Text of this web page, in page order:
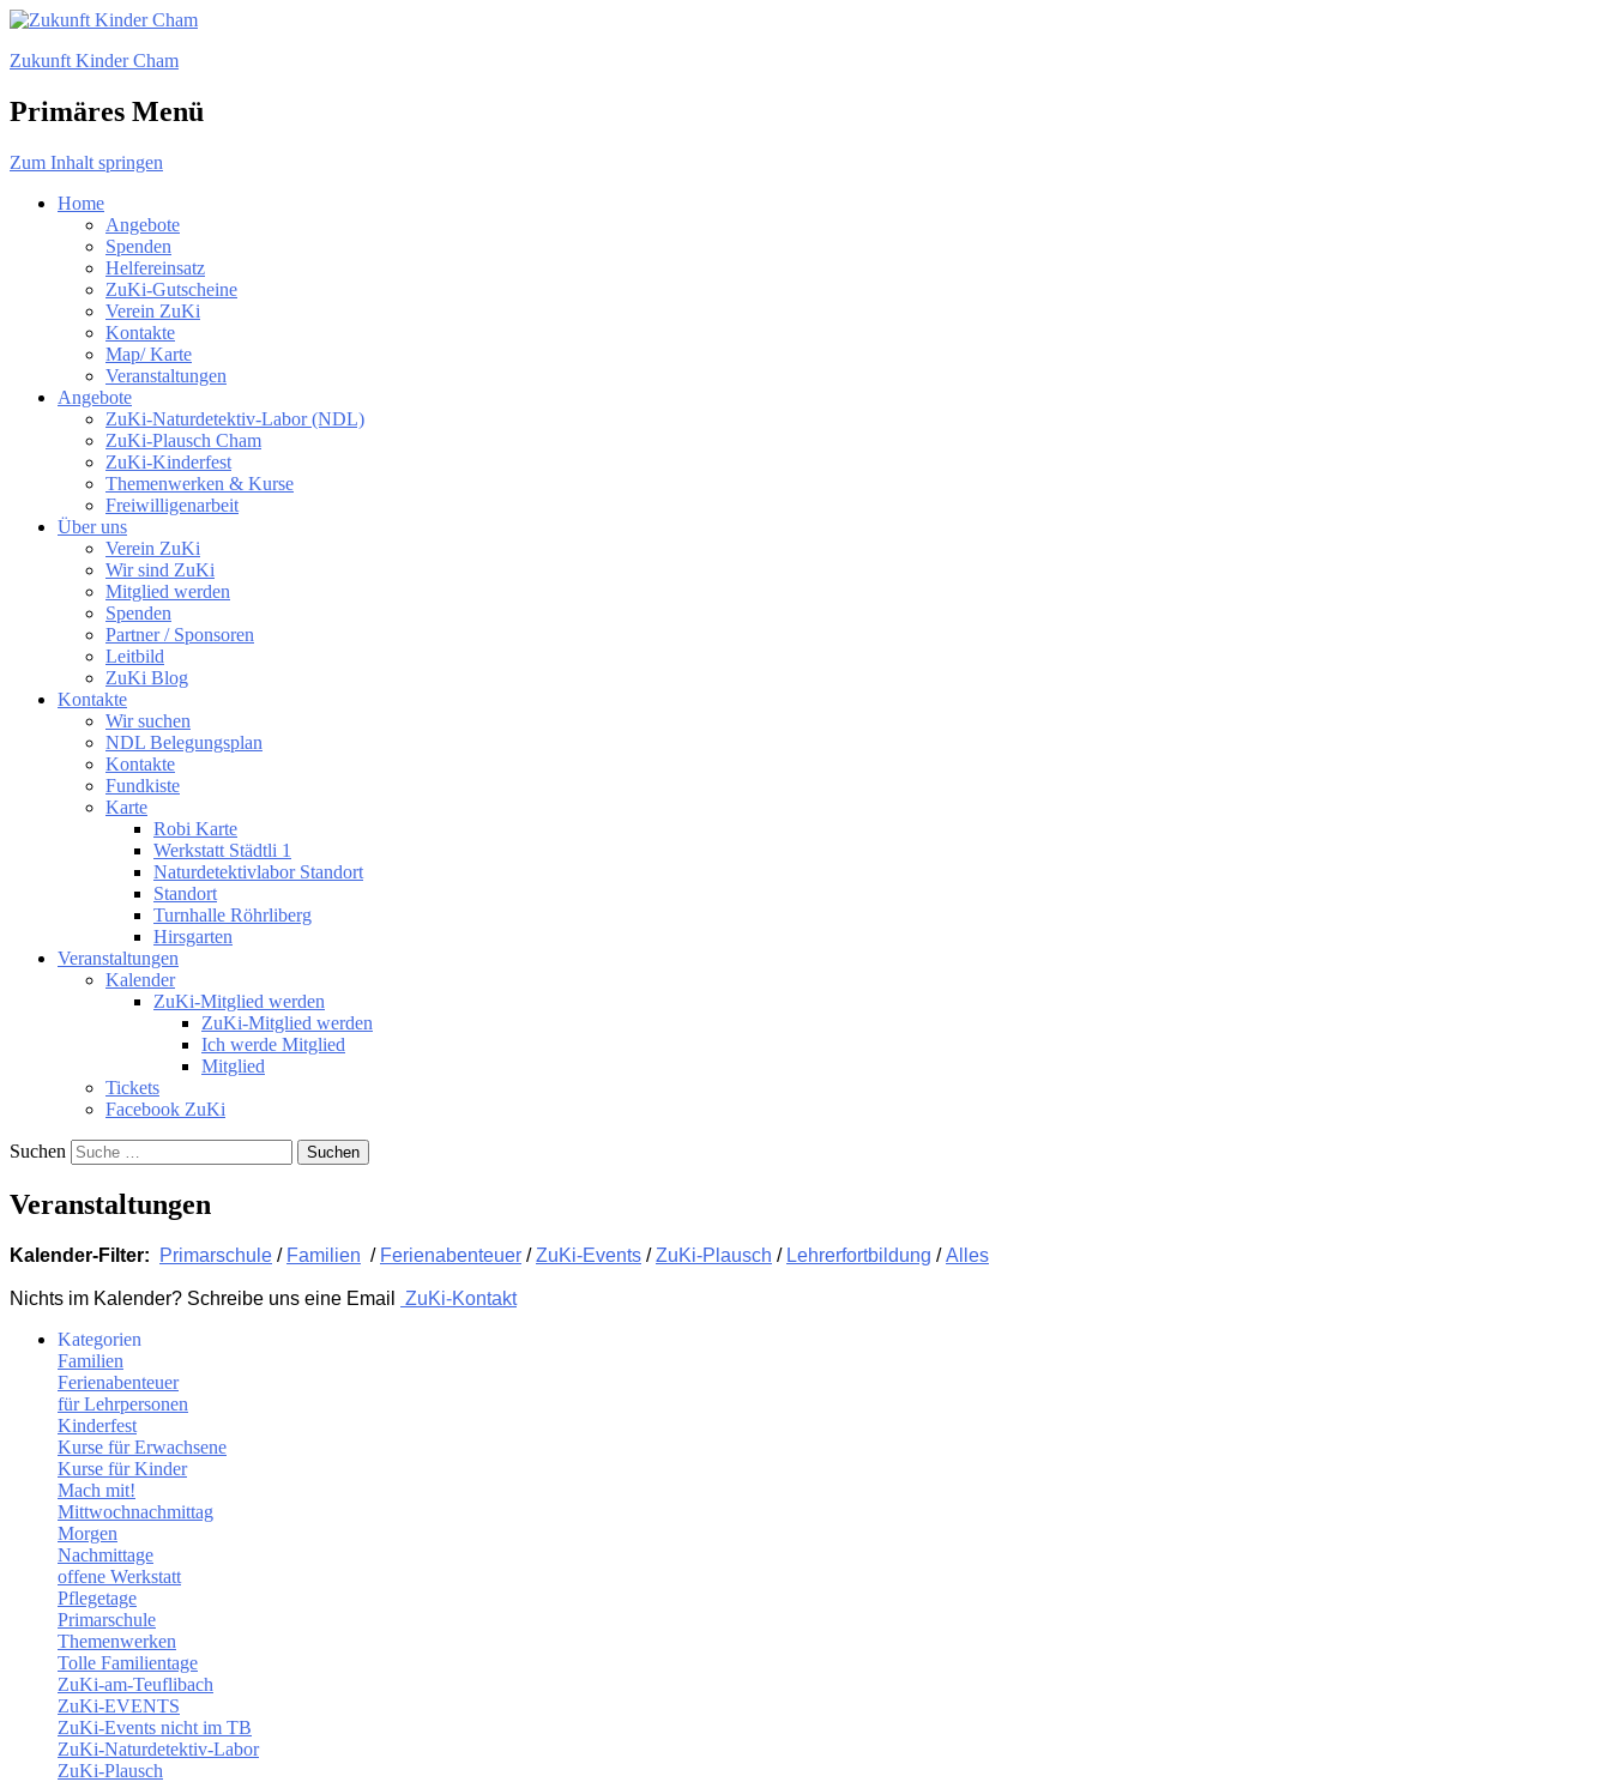
Zukunft Kinder Cham
Primäres Menü
Zum Inhalt springen
Home
Angebote
Spenden
Helfereinsatz
ZuKi-Gutscheine
Verein ZuKi
Kontakte
Map/ Karte
Veranstaltungen
Angebote
ZuKi-Naturdetektiv-Labor (NDL)
ZuKi-Plausch Cham
ZuKi-Kinderfest
Themenwerken & Kurse
Freiwilligenarbeit
Über uns
Verein ZuKi
Wir sind ZuKi
Mitglied werden
Spenden
Partner / Sponsoren
Leitbild
ZuKi Blog
Kontakte
Wir suchen
NDL Belegungsplan
Kontakte
Fundkiste
Karte
Robi Karte
Werkstatt Städtli 1
Naturdetektivlabor Standort
Standort
Turnhalle Röhrliberg
Hirsgarten
Veranstaltungen
Kalender
ZuKi-Mitglied werden
ZuKi-Mitglied werden
Ich werde Mitglied
Mitglied
Tickets
Facebook ZuKi
Suchen
Veranstaltungen
Kalender-Filter: Primarschule / Familien / Ferienabenteuer /ZuKi-Events /ZuKi-Plausch / Lehrerfortbildung /Alles
Nichts im Kalender? Schreibe uns eine Email
ZuKi-Kontakt
Kategorien
Familien
Ferienabenteuer
für Lehrpersonen
Kinderfest
Kurse für Erwachsene
Kurse für Kinder
Mach mit!
Mittwochnachmittag
Morgen
Nachmittage
offene Werkstatt
Pflegetage
Primarschule
Themenwerken
Tolle Familientage
ZuKi-am-Teuflibach
ZuKi-EVENTS
ZuKi-Events nicht im TB
ZuKi-Naturdetektiv-Labor
ZuKi-Plausch